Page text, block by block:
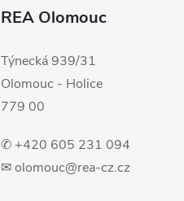
REA Olomouc
Týnecká 939/31
Olomouc - Holice
779 00
✆ +420 605 231 094
✉ olomouc@rea-cz.cz